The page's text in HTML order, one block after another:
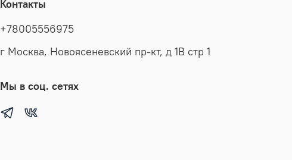
Контакты
+78005556975
г Москва, Новоясеневский пр-кт, д 1В стр 1
Мы в соц. сетях